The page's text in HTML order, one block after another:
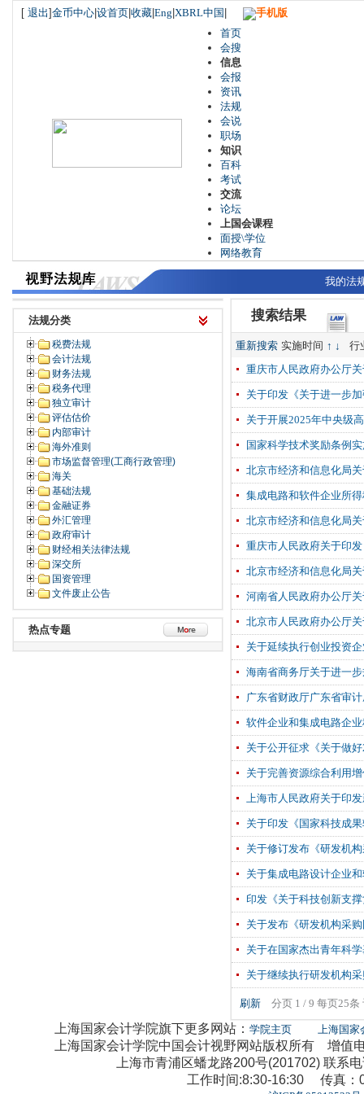
[ 退出]金币中心 设首页 收藏 Eng XBRL中国
手机版
首页
会搜
信息
会报
资讯
法规
会说
职场
知识
百科
考试
交流
论坛
上国会课程
面授\学位
网络教育
我的法
法规分类
税费法规
会计法规
财务法规
税务代理
独立审计
评估估价
内部审计
海外准则
市场监督管理(工商行政管理)
海关
基础法规
金融证券
外汇管理
政府审计
财经相关法律法规
深交所
国资管理
文件废止公告
热点专题
搜索结果
重新搜索 实施时间 ↑ ↓
行
重庆市人民政府办公厅
关于印发《关于进一步
关于开展2025年中央级
国家科学技术奖励条例
北京市经济和信息化局
集成电路和软件企业所
北京市经济和信息化局
重庆市人民政府关于印
北京市经济和信息化局
河南省人民政府办公厅
北京市人民政府办公厅
关于延续执行创业投资
海南省商务厅关于进一
广东省财政厅广东省审
软件企业和集成电路企
关于公开征求《关于做
关于完善资源综合利用
上海市人民政府关于印
关于印发《国家科技成
关于修订发布《研发机
关于集成电路设计企业
印发《关于科技创新支
关于发布《研发机构采
关于在国家杰出青年科
关于继续执行研发机构
刷新 分页 1 / 9 每页25条
上海国家会计学院旗下更多网站： 学院主页 上海国家
上海国家会计学院中国会计视野网站版权所有 增值
上海市青浦区蟠龙路200号(201702) 联系
工作时间:8:30-16:30 传真：